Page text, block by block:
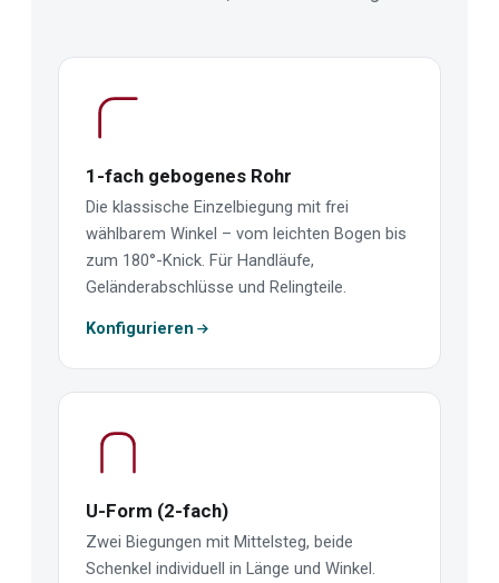
1-fach gebogenes Rohr
Die klassische Einzelbiegung mit frei
wählbarem Winkel – vom leichten Bogen bis
zum 180°-Knick. Für Handläufe,
Geländerabschlüsse und Relingteile.
Konfigurieren
U-Form (2-fach)
Zwei Biegungen mit Mittelsteg, beide
Schenkel individuell in Länge und Winkel.